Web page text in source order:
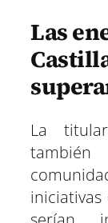
Las
La